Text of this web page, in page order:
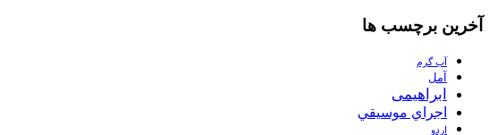
آخرین برچسب ها
آب گرم
آمل
ابراهیمی
اجراي موسيقي
اردو